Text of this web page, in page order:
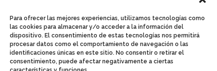
Para ofrecer las mejores experiencias, utilizamos tecnologías como
las cookies para almacenar y/o acceder a la información del
dispositivo. El consentimiento de estas tecnologías nos permitirá
procesar datos como el comportamiento de navegación o las
identificaciones únicas en este sitio. No consentir o retirar el
consentimiento, puede afectar negativamente a ciertas
REDES SOCIALES
CONTACTO
Poligono industrial de catarroja. C/31, nº 522. 46470 Catarroja-Valencia.